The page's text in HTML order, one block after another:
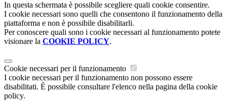
In questa schermata è possibile scegliere quali cookie consentire.
I cookie necessari sono quelli che consentono il funzionamento della
piattaforma e non è possibile disabilitarli.
Per conoscere quali sono i cookie necessari al funzionamento potete
visionare la COOKIE POLICY.
Cookie necessari per il funzionamento
I cookie necessari per il funzionamento non possono essere
disabilitati. È possibile consultare l'elenco nella pagina della cookie
policy.